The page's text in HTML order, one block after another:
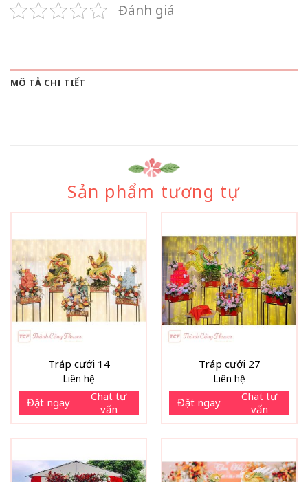
Đánh giá
MÔ TẢ CHI TIẾT
Sản phẩm tương tự
Tráp cưới 14
Liên hệ
Đặt ngay
Chat tư
vấn
Tráp cưới 27
Liên hệ
Đặt ngay
Chat tư
vấn